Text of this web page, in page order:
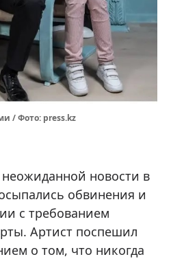
/ Фото: press.kz
новости в
обвинения и
с требованием
Артист поспешил
о том, что никогда